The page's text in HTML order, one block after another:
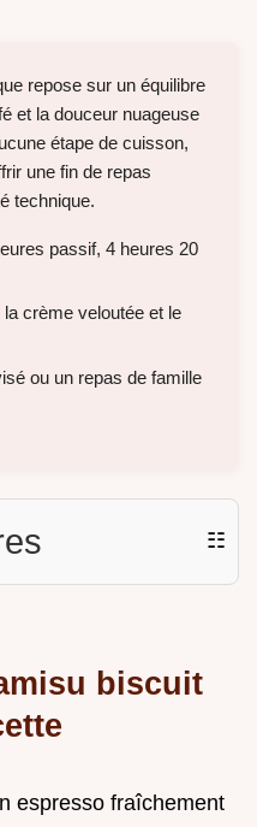
repose sur un équilibre
et la douceur nuageuse
étape de cuisson,
une fin de repas
technique.
passif, 4 heures 20
crème veloutée et le
ou un repas de famille
☷
biscuit
espresso fraîchement